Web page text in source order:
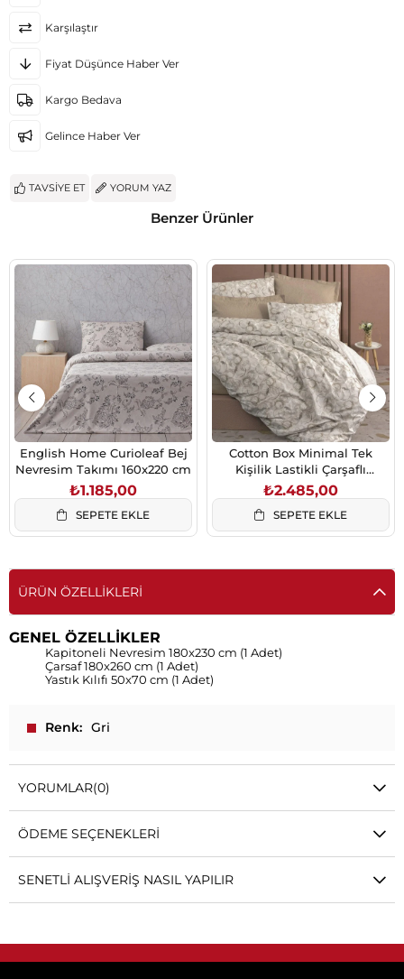
Karşılaştır
Fiyat Düşünce Haber Ver
Kargo Bedava
Gelince Haber Ver
TAVSIYE ET YORUM YAZ
Benzer Ürünler
English Home Curioleaf Bej
Nevresim Takımı 160x220 cm
₺1.185,00
SEPETE EKLE
Cotton Box Minimal Tek
Kişilik Lastikli Çarşaflı
Nevresim Takımı Moil Bej
₺2.485,00
SEPETE EKLE
ÜRÜN ÖZELLIKLERI
GENEL ÖZELLİKLER
Kapitoneli Nevresim 180x230 cm (1 Adet)
Çarsaf 180x260 cm (1 Adet)
Yastık Kılıfı 50x70 cm (1 Adet)
Renk Gri
YORUMLAR(0)
ÖDEME SEÇENEKLERI
SENETLI ALIŞVERIŞ NASIL YAPILIR